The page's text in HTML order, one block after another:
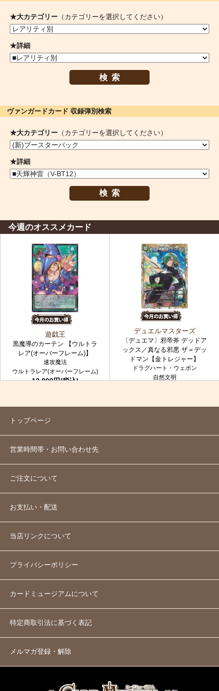
★大カテゴリー （カテゴリーを選択してください）
★詳細
検索
ヴァンガードカード 収録弾別検索
★大カテゴリー （カテゴリーを選択してください）
★詳細
検索
今週のオススメカード
遊戯王
黒魔導のカーテン 【ウルトラ
レア(オーバーフレーム)】
速攻魔法
ウルトラレア(オーバーフレーム)
12,800円(税込)
デュエルマスターズ
〔デュエマ〕邪帝斧 デッドア
ックス／真なる邪悪 ザ＝デッ
ドマン【金トレジャー】
ドラグハート・ウェポン
自然文明
トップページ
営業時間帯・お問い合わせ先
ご注文について
お支払い・配送
当店リンクについて
プライバシーポリシー
カードミュージアムについて
特定商取引法に基づく表記
メルマガ登録・解除